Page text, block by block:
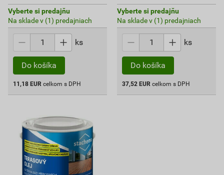
Vyberte si predajňu
Na sklade v (1) predajniach
ks
Do košíka
11,18 EUR celkom s DPH
Vyberte si predajňu
Na sklade v (1) predajniach
ks
Do košíka
37,52 EUR celkom s DPH